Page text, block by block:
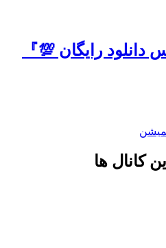
دانلود رایگان 💯』
کانال ها